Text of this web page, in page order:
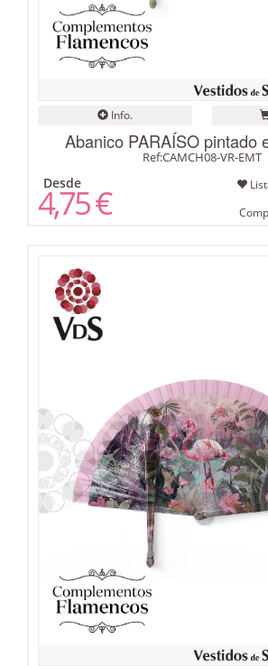
Info.
Abanico PARAÍSO pintado
Ref:CAMCH08-VR-EMT
Desde
4,75 €